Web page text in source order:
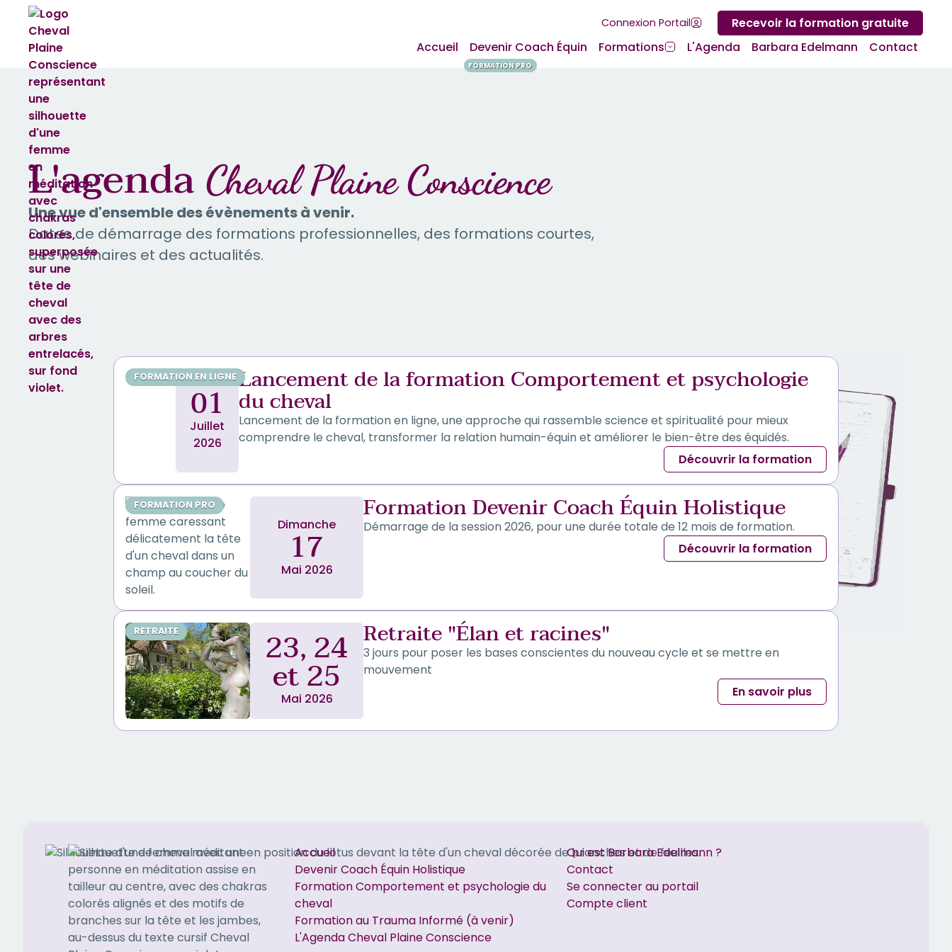
Connexion Portail
Recevoir la formation gratuite
Accueil
Devenir Coach Équin
FORMATION PRO
Formations L'Agenda Barbara Edelmann Contact
L'agenda Cheval Plaine Conscience
Une vue d'ensemble des évènements à venir.
Dates de démarrage des formations professionnelles, des formations courtes,
des webinaires et des actualités.
FORMATION EN LIGNE
01
Juillet
2026
Lancement de la formation Comportement et psychologie
du cheval
Lancement de la formation en ligne, une approche qui rassemble science et spiritualité pour mieux
comprendre le cheval, transformer la relation humain-équin et améliorer le bien-être des équidés.
Découvrir la formation
FORMATION PRO
Dimanche
17
Mai 2026
Formation Devenir Coach Équin Holistique
Démarrage de la session 2026, pour une durée totale de 12 mois de formation.
Découvrir la formation
RETRAITE 23, 24
et 25
Mai 2026
Retraite "Élan et racines"
3 jours pour poser les bases conscientes du nouveau cycle et se mettre en
mouvement
En savoir plus
Accueil
Devenir Coach Équin Holistique
Formation Comportement et psychologie du
cheval
Formation au Trauma Informé (à venir)
L'Agenda Cheval Plaine Conscience
Qui est Barbara Edelmann ?
Contact
Se connecter au portail
Compte client